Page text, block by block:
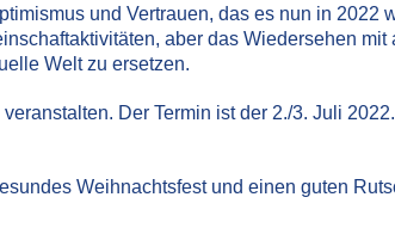
und Vertrauen, das es nun in 2022
aber das Wiedersehen mit
Welt zu ersetzen.
Der Termin ist der 2./3. Juli 2022.
Weihnachtsfest und einen guten